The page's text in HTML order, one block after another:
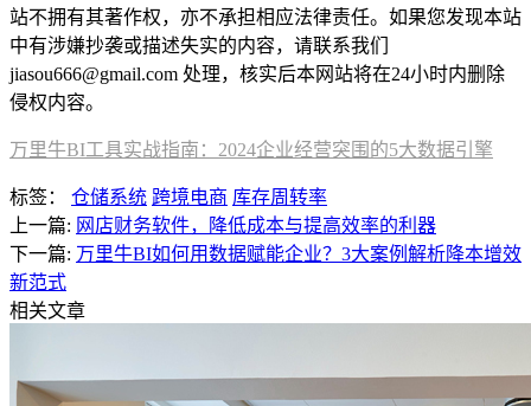
站不拥有其著作权，亦不承担相应法律责任。如果您发现本站
中有涉嫌抄袭或描述失实的内容，请联系我们
jiasou666@gmail.com 处理，核实后本网站将在24小时内删除
侵权内容。
万里牛BI工具实战指南：2024企业经营突围的5大数据引擎
标签： 仓储系统 跨境电商 库存周转率
上一篇: 网店财务软件，降低成本与提高效率的利器
下一篇: 万里牛BI如何用数据赋能企业？3大案例解析降本增效
新范式
相关文章